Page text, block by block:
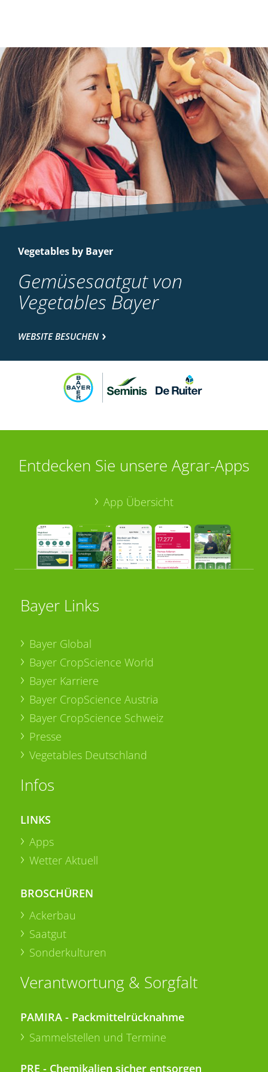
Vegetables by Bayer
Gemüsesaatgut von
Vegetables Bayer
WEBSITE BESUCHEN
Entdecken Sie unsere Agrar-Apps
App Übersicht
Bayer Links
Bayer Global
Bayer CropScience World
Bayer Karriere
Bayer CropScience Austria
Bayer CropScience Schweiz
Presse
Vegetables Deutschland
Infos
LINKS
Apps
Wetter Aktuell
BROSCHÜREN
Ackerbau
Saatgut
Sonderkulturen
Verantwortung & Sorgfalt
PAMIRA - Packmittelrücknahme
Sammelstellen und Termine
PRE - Chemikalien sicher entsorgen